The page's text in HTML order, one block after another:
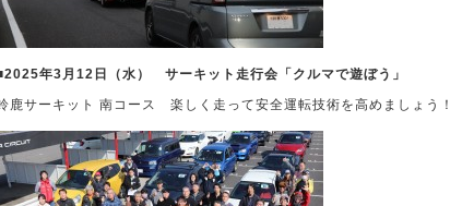
年3月12日（水） サーキット走行会「クルマで遊ぼう」
鹿サーキット 南コース 楽しく走って安全運転技術を高めましょう！